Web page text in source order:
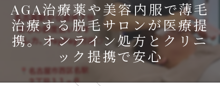
AGA治療薬や美容内服で薄毛
治療する脱毛サロンが医療提
携。オンライン処方とクリニ
ック提携で安心